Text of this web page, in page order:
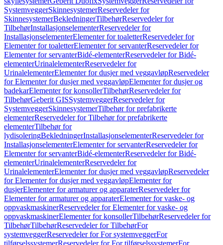
SystemveggerSkinnesystemerReservedeler for
SkinnesystemerBekledningerTilbehørReservedeler for
TilbehørInstallasjonselementerReservedeler for
InstallasjonselementerElementer for toaletterReservedeler for
Elementer for toaletterElementer for servanterReservedeler for
Elementer for servanterBidé-elementerReservedeler for Bidé-
elementerUrinalelementerReservedeler for
UrinalelementerElementer for dusjer med veggavløpReservedeler
for Elementer for dusjer med veggavløpElementer for dusjer og
badekarElementer for konsollerTilbehørReservedeler for
TilbehørGeberit GISSystemveggerReservedeler for
SystemveggerSkinnesystemerTilbehør for prefabrikerte
elementerReservedeler for Tilbehør for prefabrikerte
elementerTilbehør for
lydisoleringBekledningerInstallasjonselementerReservedeler for
InstallasjonselementerElementer for servanterReservedeler for
Elementer for servanterBidé-elementerReservedeler for Bidé-
elementerUrinalelementerReservedeler for
UrinalelementerElementer for dusjer med veggavløpReservedeler
for Elementer for dusjer med veggavløpElementer for
dusjerElementer for armaturer og apparaterReservedeler for
Elementer for armaturer og apparaterElementer for vaske- og
oppvaskmaskinerReservedeler for Elementer for vaske- og
oppvaskmaskinerElementer for konsollerTilbehørReservedeler for
TilbehørTilbehørReservedeler for TilbehørFor
systemveggerReservedeler for For systemveggerFor
tilførselssystemerReservedeler for For tilførselssystemerFor